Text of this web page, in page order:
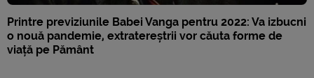
Printre previziunile Babei Vanga pentru 2022: Va izbucni
o nouă pandemie, extratereștrii vor căuta forme de
viață pe Pământ